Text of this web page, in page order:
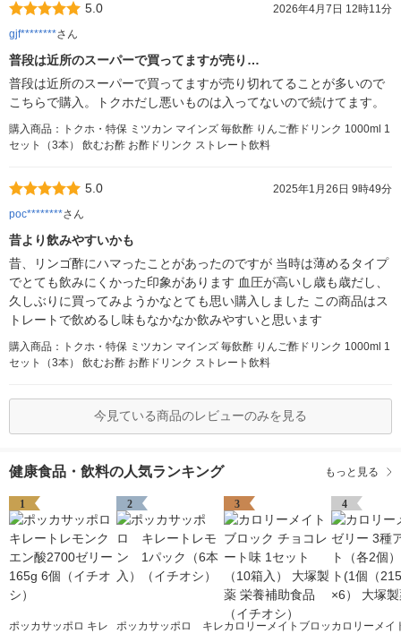
5.0
2026年4月7日 12時11分
gjf********さん
普段は近所のスーパーで買ってますが売り…
普段は近所のスーパーで買ってますが売り切れてることが多いので
こちらで購入。トクホだし悪いものは入ってないので続けてます。
購入商品：トクホ・特保 ミツカン マインズ 毎飲酢 りんご酢ドリンク 1000ml 1
セット（3本） 飲むお酢 お酢ドリンク ストレート飲料
5.0
2025年1月26日 9時49分
poc********さん
昔より飲みやすいかも
昔、リンゴ酢にハマったことがあったのですが 当時は薄めるタイプ
でとても飲みにくかった印象があります 血圧が高いし歳も歳だし、
久しぶりに買ってみようかなとても思い購入しました この商品はス
トレートで飲めるし味もなかなか飲みやすいと思います
購入商品：トクホ・特保 ミツカン マインズ 毎飲酢 りんご酢ドリンク 1000ml 1
セット（3本） 飲むお酢 お酢ドリンク ストレート飲料
今見ている商品のレビューのみを見る
健康食品・飲料の人気ランキング もっと見る
1
ポッカサッポロ キレ
2
ポッカサッポロ キレ
3
カロリーメイトブロッ
4
カロリーメイ